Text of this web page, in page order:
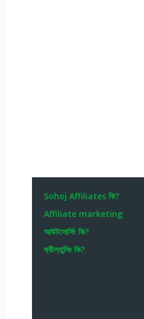
Sohoj Affiliates কি?
Affiliate marketing
আউটসোর্সিং কি?
ফ্রীল্যান্সিং কি?